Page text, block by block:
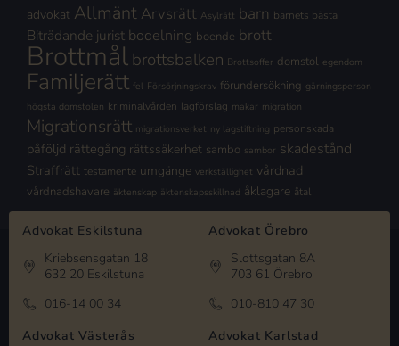
advokat Allmänt Arvsrätt Asylrätt barn barnets bästa
Biträdande jurist bodelning boende brott
Brottmålbrottsbalken Brottsoffer domstol egendom
Familjerätt fel Försörjningskrav förundersökning gärningsperson
högsta domstolen kriminalvården lagförslag makar migration
Migrationsrätt migrationsverket ny lagstiftning personskada
påföljd rättegång rättssäkerhet sambo sambor skadestånd
Straffrätt testamente umgänge verkställighet vårdnad
vårdnadshavare äktenskap äktenskapsskillnad åklagare åtal
Advokat Eskilstuna
Kriebsensgatan 18
632 20 Eskilstuna
016-14 00 34
Advokat Örebro
Slottsgatan 8A
703 61 Örebro
010-810 47 30
Advokat Västerås
Advokat Karlstad